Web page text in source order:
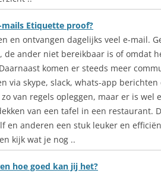
Etiquette proof?
en ontvangen dagelijks veel e-mail.
de ander niet bereikbaar is of omdat
komen er steeds meer
via skype, slack, whats-app
van regels opleggen, maar er is wel
van een tafel in een restaurant.
en anderen een stuk leuker en
kijk wat je nog ..
hoe goed kan jij het?